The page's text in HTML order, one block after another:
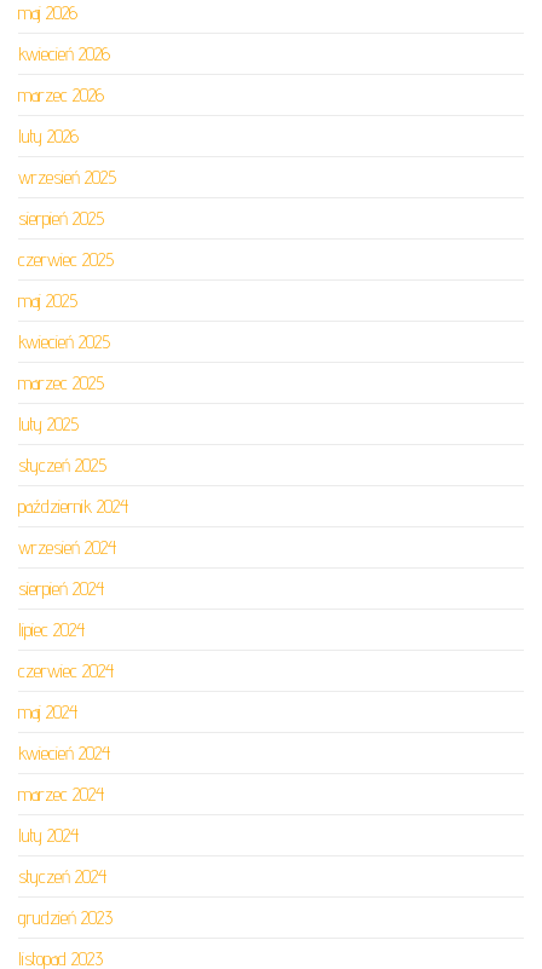
maj 2026
kwiecień 2026
marzec 2026
luty 2026
wrzesień 2025
sierpień 2025
czerwiec 2025
maj 2025
kwiecień 2025
marzec 2025
luty 2025
styczeń 2025
październik 2024
wrzesień 2024
sierpień 2024
lipiec 2024
czerwiec 2024
maj 2024
kwiecień 2024
marzec 2024
luty 2024
styczeń 2024
grudzień 2023
listopad 2023